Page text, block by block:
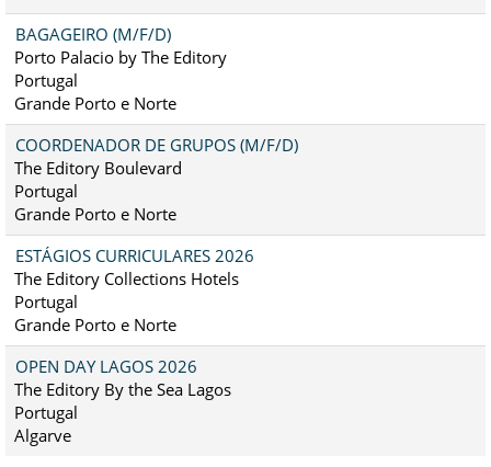
BAGAGEIRO (M/F/D)
Porto Palacio by The Editory
Portugal
Grande Porto e Norte
COORDENADOR DE GRUPOS (M/F/D)
The Editory Boulevard
Portugal
Grande Porto e Norte
ESTÁGIOS CURRICULARES 2026
The Editory Collections Hotels
Portugal
Grande Porto e Norte
OPEN DAY LAGOS 2026
The Editory By the Sea Lagos
Portugal
Algarve